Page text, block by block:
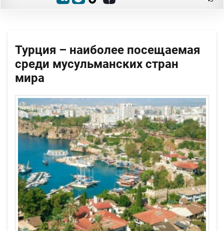
Турция – наиболее посещаемая
среди мусульманских стран
мира